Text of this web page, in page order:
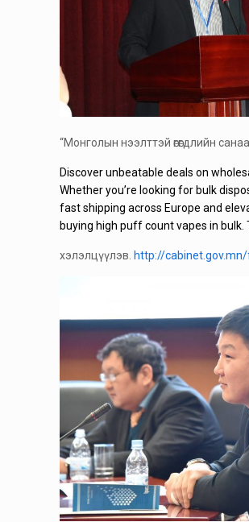
“Монголын нээлттэй өгөгдлийн
Discover unbeatable deals on
Whether you’re looking for bulk
fast shipping across Europe and
buying high puff count vapes in
хэлэлцүүлэв. http://